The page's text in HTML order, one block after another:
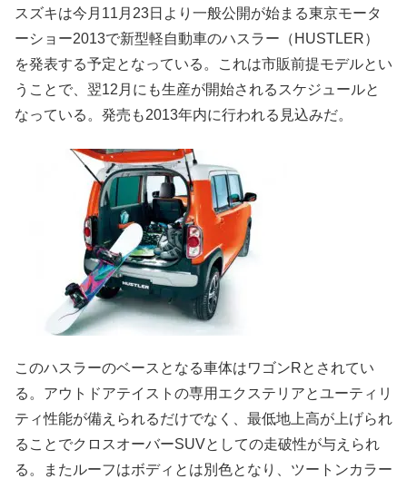
スズキは今月11月23日より一般公開が始まる東京モータ
ーショー2013で新型軽自動車のハスラー（HUSTLER）
を発表する予定となっている。これは市販前提モデルとい
うことで、翌12月にも生産が開始されるスケジュールと
なっている。発売も2013年内に行われる見込みだ。
このハスラーのベースとなる車体はワゴンRとされてい
る。アウトドアテイストの専用エクステリアとユーティリ
ティ性能が備えられるだけでなく、最低地上高が上げられ
ることでクロスオーバーSUVとしての走破性が与えられ
る。またルーフはボディとは別色となり、ツートンカラー